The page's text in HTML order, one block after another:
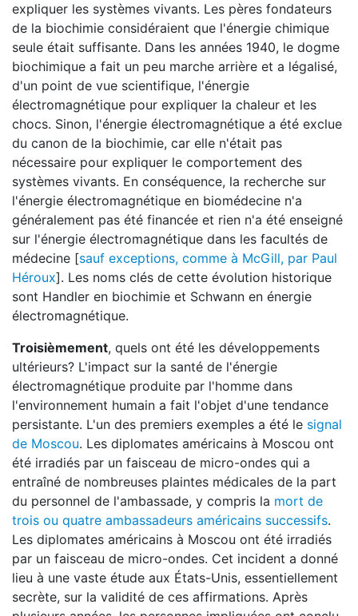
expliquer les systèmes vivants. Les pères fondateurs
de la biochimie considéraient que l'énergie chimique
seule était suffisante. Dans les années 1940, le dogme
biochimique a fait un peu marche arrière et a légalisé,
d'un point de vue scientifique, l'énergie
électromagnétique pour expliquer la chaleur et les
chocs. Sinon, l'énergie électromagnétique a été exclue
du canon de la biochimie, car elle n'était pas
nécessaire pour expliquer le comportement des
systèmes vivants. En conséquence, la recherche sur
l'énergie électromagnétique en biomédecine n'a
généralement pas été financée et rien n'a été enseigné
sur l'énergie électromagnétique dans les facultés de
médecine [sauf exceptions, comme à McGill, par Paul
Héroux]. Les noms clés de cette évolution historique
sont Handler en biochimie et Schwann en énergie
électromagnétique.
Troisièmement, quels ont été les développements
ultérieurs? L'impact sur la santé de l'énergie
électromagnétique produite par l'homme dans
l'environnement humain a fait l'objet d'une tendance
persistante. L'un des premiers exemples a été le signal
de Moscou. Les diplomates américains à Moscou ont
été irradiés par un faisceau de micro-ondes qui a
entraîné de nombreuses plaintes médicales de la part
du personnel de l'ambassade, y compris la mort de
trois ou quatre ambassadeurs américains successifs.
Les diplomates américains à Moscou ont été irradiés
par un faisceau de micro-ondes. Cet incident a donné
lieu à une vaste étude aux États-Unis, essentiellement
secrète, sur la validité de ces affirmations. Après